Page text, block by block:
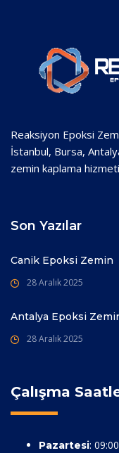
Reaksiyon Epoksi
İstanbul, Bursa,
zemin kaplama
Son Yazılar
Canik Epoksi Zemin
28 Aralık 2025
Antalya Epoksi
28 Aralık 2025
Çalışma
Pazartesi: